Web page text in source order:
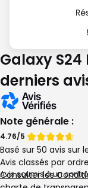
Galaxy S24
derniers
Note générale :
Note
de
Note
de
4.76/5
Basé sur 50 avis sur
Avis classés par
Avis soumis à un
Consulter les